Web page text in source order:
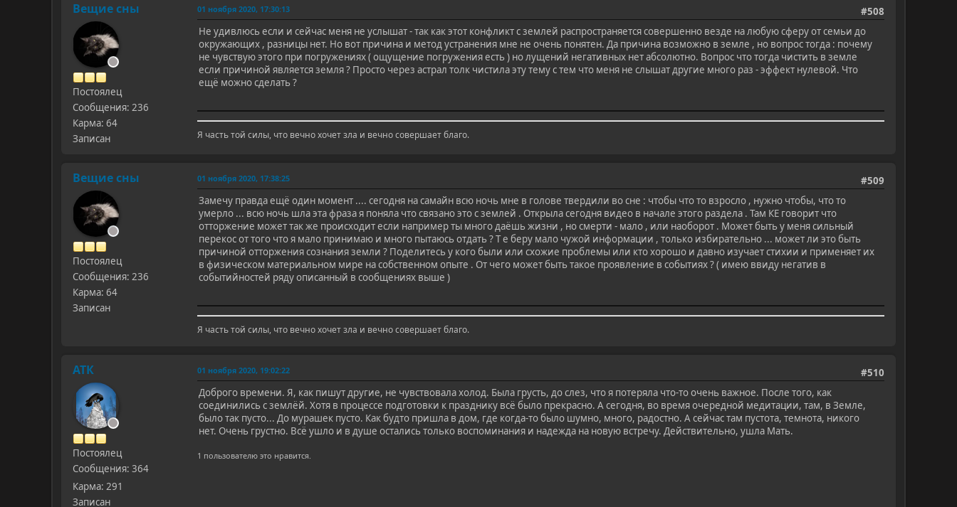
Вещие сны
Постоялец
Сообщения: 236
Карма: 64
Записан
#508
01 ноября 2020, 17:30:13
Не удивлюсь если и сейчас меня не услышат - так как этот конфликт с землей распространяется совершенно везде на любую сферу от семьи до
окружающих , разницы нет. Но вот причина и метод устранения мне не очень понятен. Да причина возможно в земле , но вопрос тогда : почему
не чувствую этого при погружениях ( ощущение погружения есть ) но лущений негативных нет абсолютно. Вопрос что тогда чистить в земле
если причиной является земля ? Просто через астрал толк чистила эту тему с тем что меня не слышат другие много раз - эффект нулевой. Что
ещё можно сделать ?
Я часть той силы, что вечно хочет зла и вечно совершает благо.
Вещие сны
Постоялец
Сообщения: 236
Карма: 64
Записан
#509
01 ноября 2020, 17:38:25
Замечу правда ещё один момент .... сегодня на самайн всю ночь мне в голове твердили во сне : чтобы что то взросло , нужно чтобы, что то
умерло ... всю ночь шла эта фраза я поняла что связано это с землей . Открыла сегодня видео в начале этого раздела . Там КЕ говорит что
отторжение может так же происходит если например ты много даёшь жизни , но смерти - мало , или наоборот . Может быть у меня сильный
перекос от того что я мало принимаю и много пытаюсь отдать ? Т е беру мало чужой информации , только избирательно ... может ли это быть
причиной отторжения сознания земли ? Поделитесь у кого были или схожие проблемы или кто хорошо и давно изучает стихии и применяет их
в физическом материальном мире на собственном опыте . От чего может быть такое проявление в событиях ? ( имею ввиду негатив в
событийностей ряду описанный в сообщениях выше )
Я часть той силы, что вечно хочет зла и вечно совершает благо.
АТК
Постоялец
Сообщения: 364
Карма: 291
Записан
#510
01 ноября 2020, 19:02:22
Доброго времени. Я, как пишут другие, не чувствовала холод. Была грусть, до слез, что я потеряла что-то очень важное. После того, как
соединились с землёй. Хотя в процессе подготовки к празднику всё было прекрасно. А сегодня, во время очередной медитации, там, в Земле,
было так пусто... До мурашек пусто. Как будто пришла в дом, где когда-то было шумно, много, радостно. А сейчас там пустота, темнота, никого
нет. Очень грустно. Всё ушло и в душе остались только воспоминания и надежда на новую встречу. Действительно, ушла Мать.
1 пользователю это нравится.